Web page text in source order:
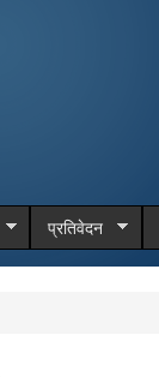
प्रतिवेदन